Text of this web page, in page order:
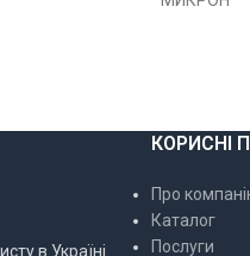
в Україні.
КОРИСНІ
Про
Каталог
Послуги